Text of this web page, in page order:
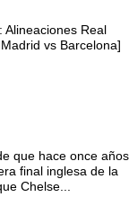
Alineaciones Real
vs Barcelona]
que hace once años
final inglesa de la
Chelse...